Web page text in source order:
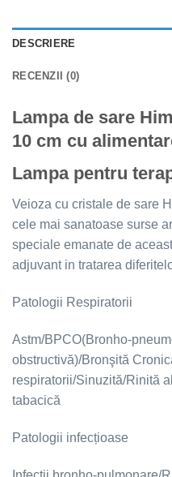
DESCRIERE
RECENZII (0)
Lampa de sare
10 cm cu
Lampa pentru
Veioza cu cristale de sare
cele mai sanatoase surse
speciale emanate de
adjuvant in tratarea
Patologii Respiratorii
Astm/BPCO(Bronho-
obstructivă)/Bronşită
respiratorii/Sinuzită/Rinită
tabacică
​​​Patologii infecțioase